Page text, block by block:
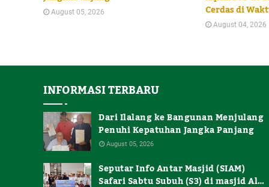
August 05, 2026 Cerdas di
August 04, 2026
INFORMASI TERBARU
Dari Ilalang ke Bangunan Menjulang
Penuhi Kepatuhan Jangka Panjang
August 05, 2026
Seputar Info Antar Masjid (SIAM)
Safari Sabtu Subuh (S3) di masjid Al